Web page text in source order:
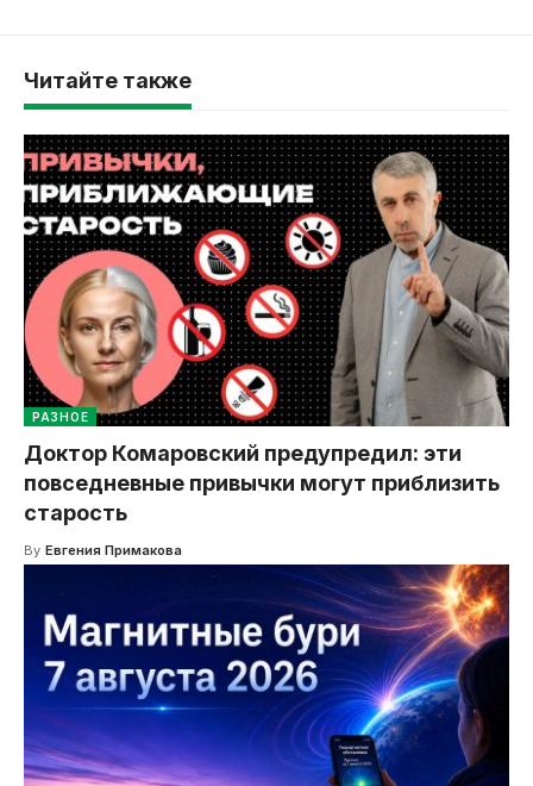
Читайте также
РАЗНОЕ
Доктор Комаровский предупредил: эти
повседневные привычки могут приблизить
старость
By Евгения Примакова